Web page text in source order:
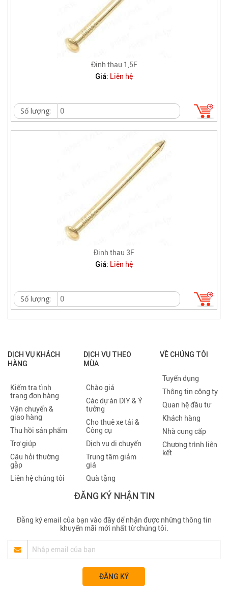
Đinh thau 1,5F
Giá: Liên hệ
Số lượng:
Đinh thau 3F
Giá: Liên hệ
Số lượng:
DỊCH VỤ KHÁCH
HÀNG
Kiểm tra tình
trạng đơn hàng
Vận chuyển &
giao hàng
Thu hồi sản phẩm
Trợ giúp
Câu hỏi thường
gặp
Liên hệ chúng tôi
DỊCH VỤ THEO
MÙA
Chào giá
Các dự án DIY & Ý
tưởng
Cho thuê xe tải &
Công cụ
Dịch vụ di chuyển
Trung tâm giảm
giá
Quà tặng
VỀ CHÚNG TÔI
Tuyển dụng
Thông tin công ty
Quan hệ đầu tư
Khách hàng
Nhà cung cấp
Chương trình liên
kết
ĐĂNG KÝ NHẬN TIN
Đăng ký email của bạn vào đây dể nhận được những thông tin
khuyến mãi mới nhất từ chúng tôi.
ĐĂNG KÝ